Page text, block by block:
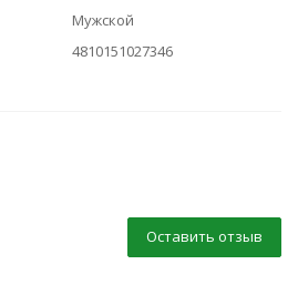
Мужской
4810151027346
Оставить отзыв